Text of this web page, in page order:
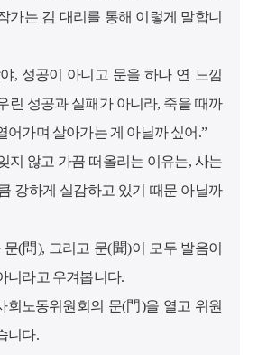
가는 김 대리를 통해 이렇게 말합니
, 성공이 아니고 문을 하나 연 느낌
린 성공과 실패가 아니라, 죽을 때까
어가며 살아가는 게 아닐까 싶어.”
지 않고 가끔 떠올리는 이유는, 사는
강하게 실감하고 있기 때문 아닐까
(問), 그리고 문(聞)이 모두 발음이
니라고 우겨봅니다.
회노동위원회의 문(門)을 열고 위원
니다.